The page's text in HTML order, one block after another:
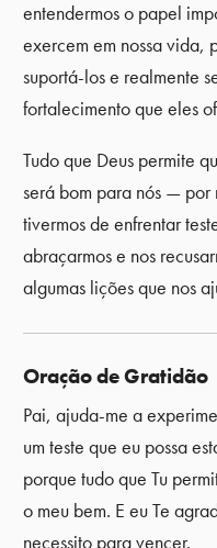
entendermos o papel
exercem em nossa vida,
suportá-los e realmente
fortalecimento que eles
Tudo que Deus permite
será bom para nós —
tivermos de enfrentar
abraçarmos e nos
algumas lições que nos
Oração de Gratidão
Pai, ajuda-me a
um teste que eu possa
porque tudo que Tu
o meu bem. E eu Te
necessito para vencer.